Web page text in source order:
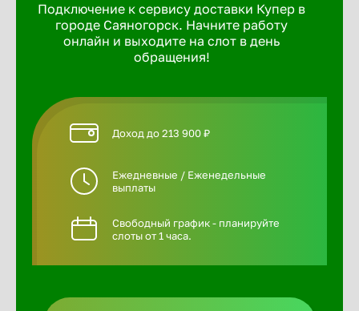
Подключение к сервису доставки Купер в
городе Саяногорск. Начните работу
онлайн и выходите на слот в день
обращения!
Доход до 213 900 ₽
Ежедневные / Еженедельные
выплаты
Свободный график - планируйте
слоты от 1 часа.